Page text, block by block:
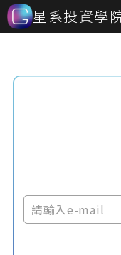
星系投資學